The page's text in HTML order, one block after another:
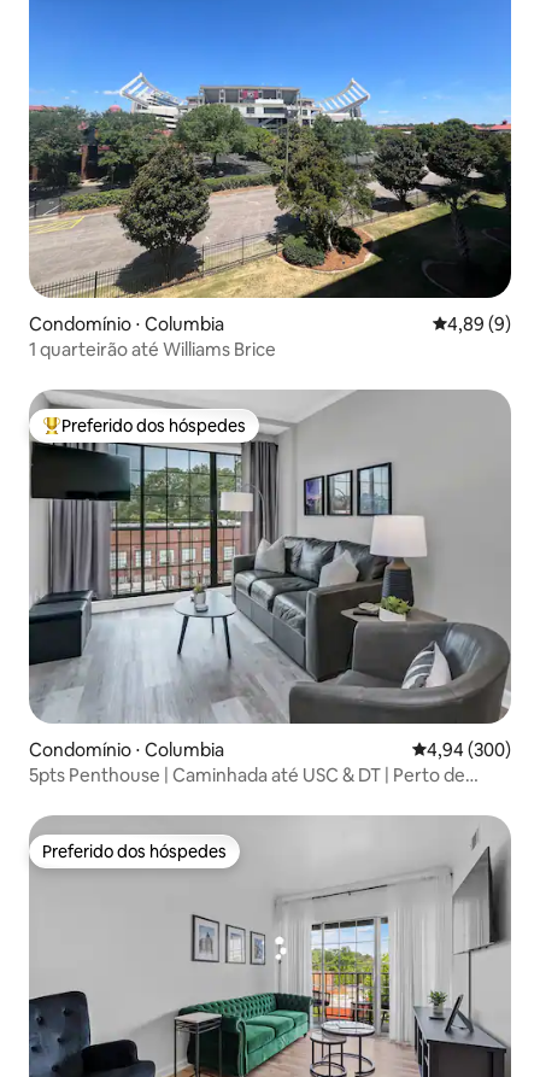
Condomínio ⋅ Columbia 4,89 de uma
4,89 (9)
1 quarteirão até Williams Brice
Entre os melhores preferidos dos hóspedes
Preferido dos hóspedes
Condomínio ⋅ Columbia 4,94 de uma
4,94 (300)
5pts Penthouse | Caminhada até USC & DT | Perto de
Preferido dos hóspedes
Preferido dos hóspedes